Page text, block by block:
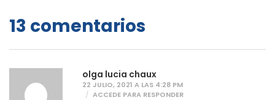
13 comentarios
olga lucia chaux
22 JULIO, 2021 A LAS 4:28 PM
ACCEDE PARA RESPONDER